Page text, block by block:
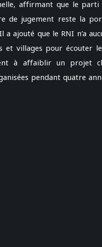
affirmant que le parti
de jugement reste la
ajouté que le RNI n’a
villages pour écouter
à affaiblir un projet
pendant quatre